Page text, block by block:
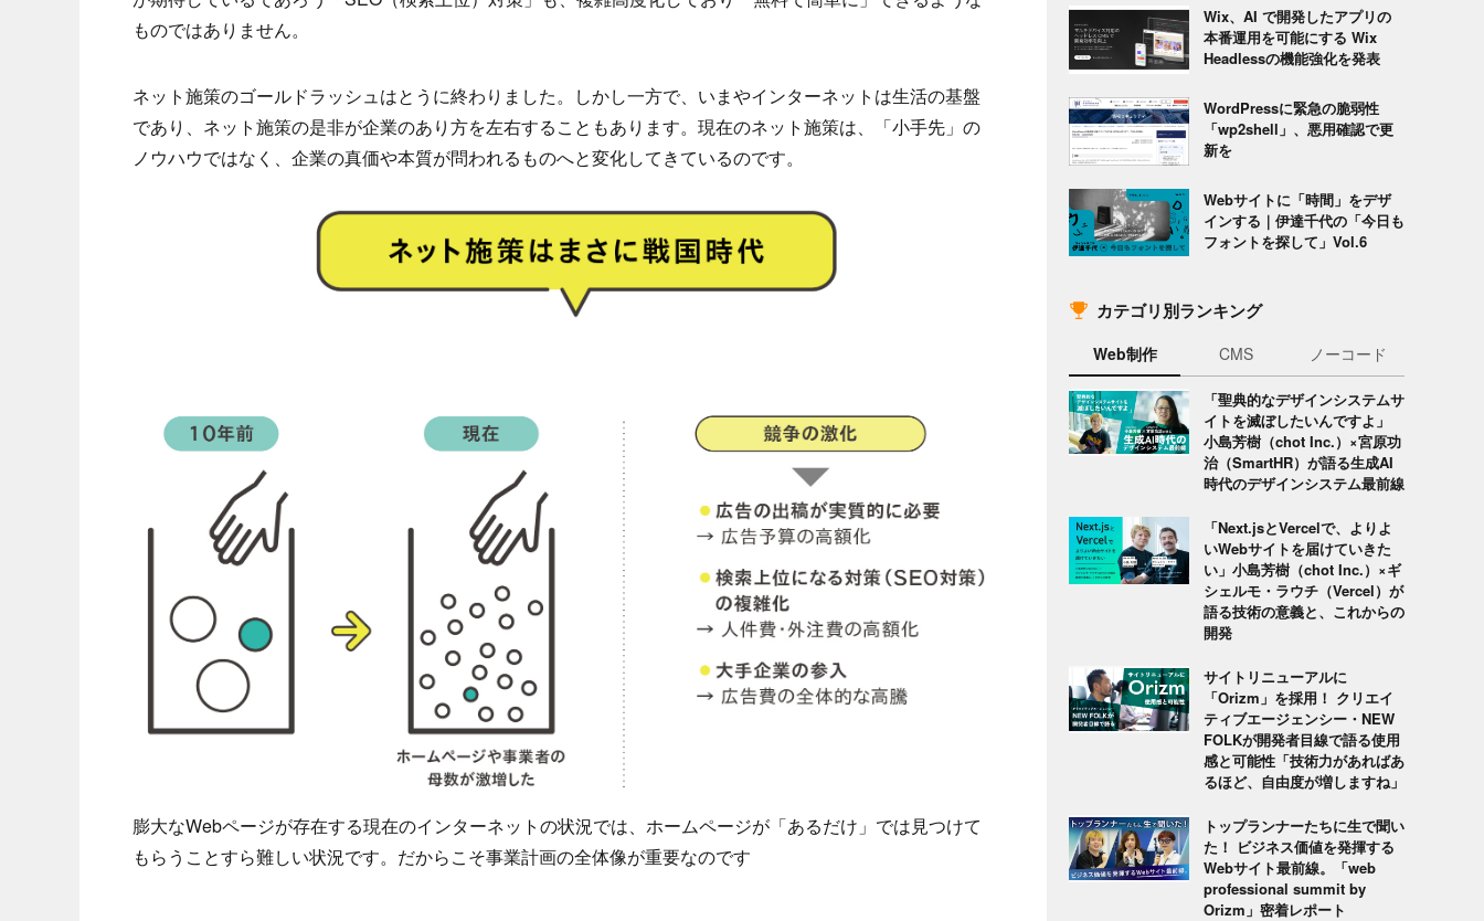
ものではありません。
ネット施策のゴールドラッシュはとうに終わりました。しかし一方で、いまやインターネットは生活の基盤
であり、ネット施策の是非が企業のあり方を左右することもあります。現在のネット施策は、「小手先」の
ノウハウではなく、企業の真価や本質が問われるものへと変化してきているのです。
膨大なWebページが存在する現在のインターネットの状況では、ホームページが「あるだけ」では見つけて
もらうことすら難しい状況です。だからこそ事業計画の全体像が重要なのです
Wix、AI で開発したアプリの
本番運用を可能にする Wix
Headlessの機能強化を発表
WordPressに緊急の脆弱性
「wp2shell」、悪用確認で更
新を
Webサイトに「時間」をデザ
インする｜伊達千代の「今日も
フォントを探して」Vol.6
カテゴリ別ランキング
Web制作 CMS ノーコード
「聖典的なデザインシステムサ
イトを滅ぼしたいんですよ」
小島芳樹（chot Inc.）×宮原功
治（SmartHR）が語る生成AI
時代のデザインシステム最前線
「Next.jsとVercelで、よりよ
いWebサイトを届けていきた
い」小島芳樹（chot Inc.）×ギ
シェルモ・ラウチ（Vercel）が
語る技術の意義と、これからの
開発
サイトリニューアルに
「Orizm」を採用！ クリエイ
ティブエージェンシー・NEW
FOLKが開発者目線で語る使用
感と可能性「技術力があればあ
るほど、自由度が増しますね」
トップランナーたちに生で聞い
た！ ビジネス価値を発揮する
Webサイト最前線。「web
professional summit by
Orizm」密着レポート